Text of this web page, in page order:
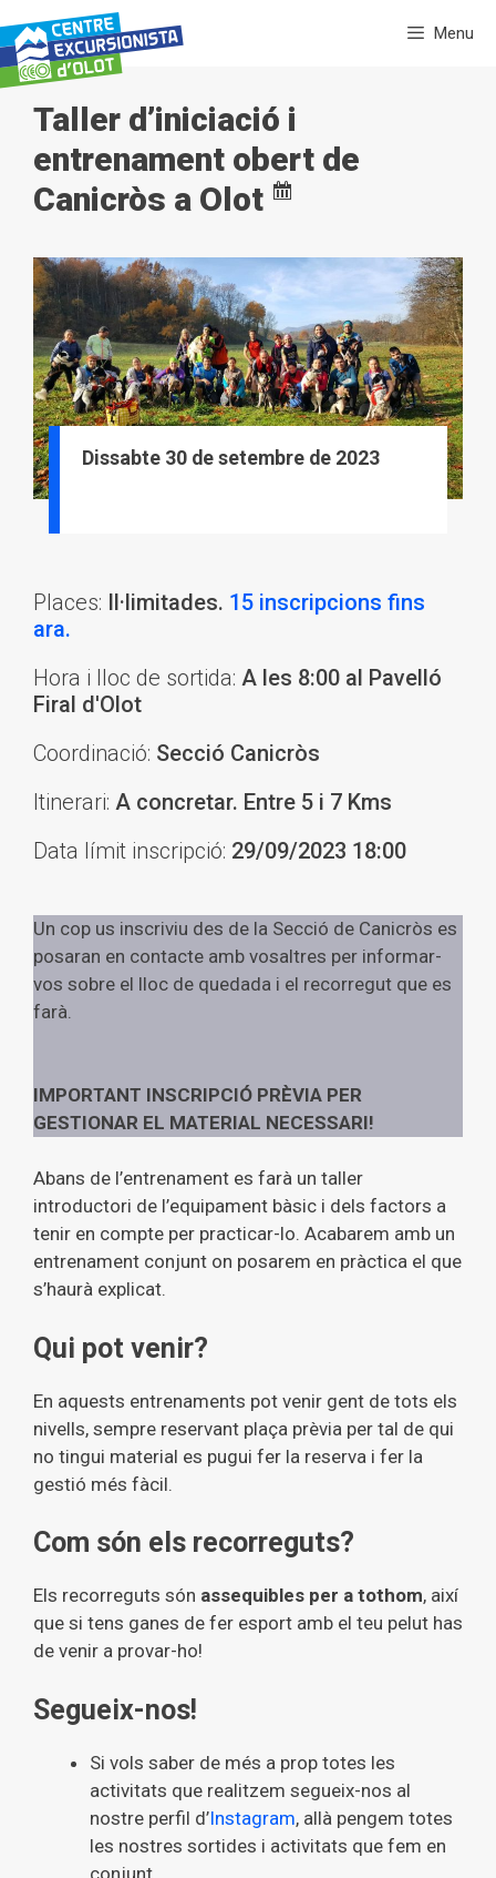
al
contingut
Menu
Taller d’iniciació i
entrenament obert de
Canicròs a Olot
Dissabte 30 de setembre de 2023
Places: Il·limitades. 15 inscripcions fins
ara.
Hora i lloc de sortida: A les 8:00 al Pavelló
Firal d'Olot
Coordinació: Secció Canicròs
Itinerari: A concretar. Entre 5 i 7 Kms
Data límit inscripció: 29/09/2023 18:00
Un cop us inscriviu des de la Secció de Canicròs es
posaran en contacte amb vosaltres per informar-
vos sobre el lloc de quedada i el recorregut que es
farà.
IMPORTANT INSCRIPCIÓ PRÈVIA PER
GESTIONAR EL MATERIAL NECESSARI!
Abans de l’entrenament es farà un taller
introductori de l’equipament bàsic i dels factors a
tenir en compte per practicar-lo. Acabarem amb un
entrenament conjunt on posarem en pràctica el que
s’haurà explicat.
Qui pot venir?
En aquests entrenaments pot venir gent de tots els
nivells, sempre reservant plaça prèvia per tal de qui
no tingui material es pugui fer la reserva i fer la
gestió més fàcil.
Com són els recorreguts?
Els recorreguts són assequibles per a tothom, així
que si tens ganes de fer esport amb el teu pelut has
de venir a provar-ho!
Segueix-nos!
Si vols saber de més a prop totes les
activitats que realitzem segueix-nos al
nostre perfil d’Instagram, allà pengem totes
les nostres sortides i activitats que fem en
conjunt.